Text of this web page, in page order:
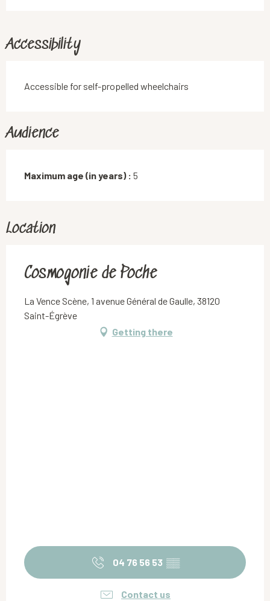
Accessibility
Accessible for self-propelled wheelchairs
Audience
Maximum age (in years) : 5
Location
Cosmogonie de Poche
La Vence Scène, 1 avenue Général de Gaulle, 38120
Saint-Égrève
Getting there
04 76 56 53 ▒▒
Contact us